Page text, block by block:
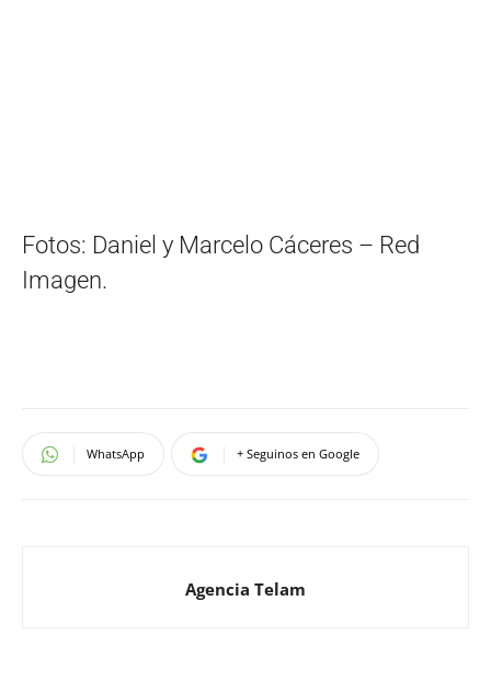
Fotos: Daniel y Marcelo Cáceres – Red
Imagen.
WhatsApp + Seguinos en Google
Agencia Telam